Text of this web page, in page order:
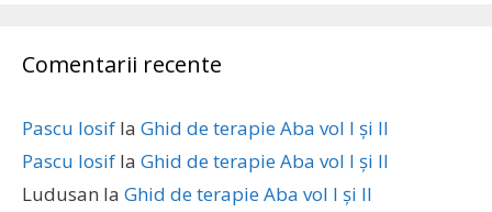
Comentarii recente
Pascu Iosif la Ghid de terapie Aba vol I și II
Pascu Iosif la Ghid de terapie Aba vol I și II
Ludusan la Ghid de terapie Aba vol I și II